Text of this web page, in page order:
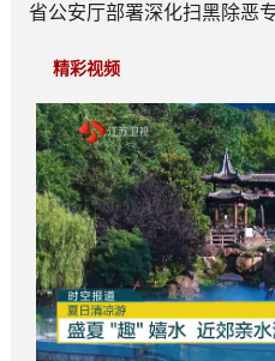
省公安厅部署深化扫黑除恶
精彩视频